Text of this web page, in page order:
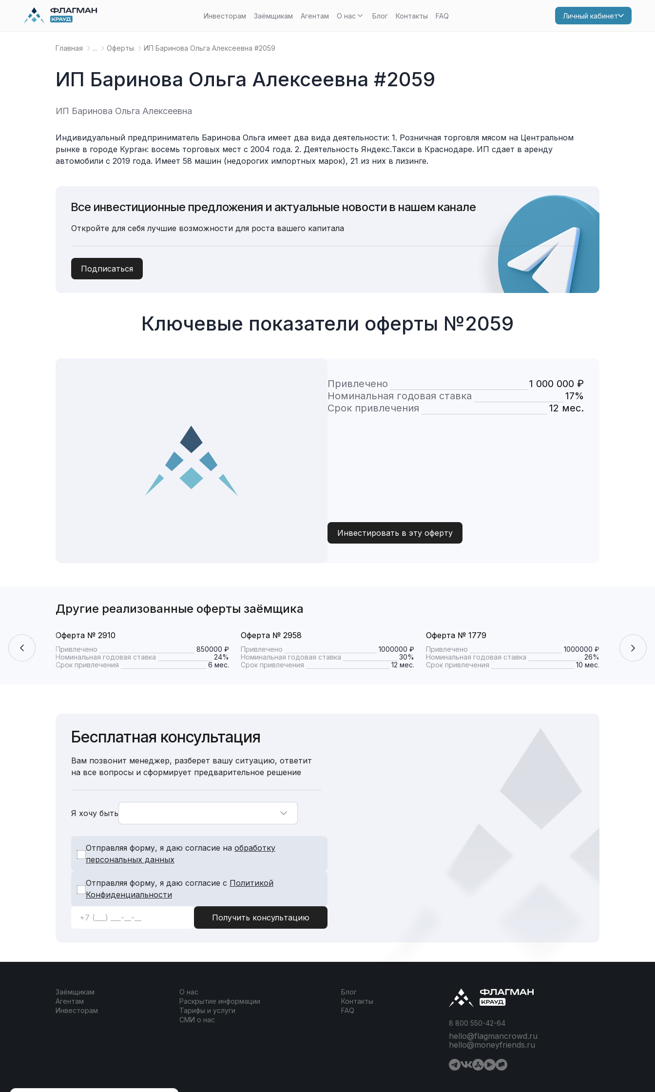
Инвесторам Заёмщикам Агентам О нас Блог Контакты FAQ Личный кабинет
Главная ... Оферты ИП Баринова Ольга Алексеевна #2059
ИП Баринова Ольга Алексеевна #2059
ИП Баринова Ольга Алексеевна
Индивидуальный предприниматель Баринова Ольга имеет два вида деятельности: 1. Розничная торговля мясом на Центральном
рынке в городе Курган: восемь торговых мест с 2004 года. 2. Деятельность Яндекс.Такси в Краснодаре. ИП сдает в аренду
автомобили с 2019 года. Имеет 58 машин (недорогих импортных марок), 21 из них в лизинге.
Все инвестиционные предложения и актуальные новости в нашем канале
Откройте для себя лучшие возможности для роста вашего капитала
Подписаться
Ключевые показатели оферты №2059
Привлечено
1 000 000 ₽
Номинальная годовая ставка
17%
Срок привлечения
12 мес.
Инвестировать в эту оферту
Другие реализованные оферты заёмщика
Оферта № 2910
Привлечено
850000 ₽
Номинальная годовая ставка
24%
Срок привлечения
6 мес.
Оферта № 2958
Привлечено
1000000 ₽
Номинальная годовая ставка
30%
Срок привлечения
12 мес.
Оферта № 1779
Привлечено
1000000 ₽
Номинальная годовая ставка
26%
Срок привлечения
10 мес.
Оферта №
Привлечено
Бесплатная консультация
Вам позвонит менеджер, разберет вашу ситуацию, ответит
на все вопросы и сформирует предварительное решение
Я хочу быть
Отправляя форму, я даю согласие на обработку
персональных данных
Отправляя форму, я даю согласие с Политикой
Конфиденциальности
Заёмщикам
Агентам
Инвесторам
О нас
Раскрытие информации
Тарифы и услуги
СМИ о нас
Блог
Контакты
FAQ
8 800 550-42-64
hello@flagmancrowd.ru
hello@moneyfriends.ru